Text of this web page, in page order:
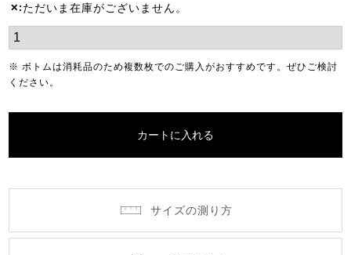
✕ ただいま在庫がございません。
※ ボトムは消耗品のため複数枚でのご購入がおすすめです。ぜひご検討
ください。
カートに入れる
サイズの測り方